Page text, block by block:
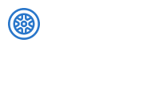
Aller
au